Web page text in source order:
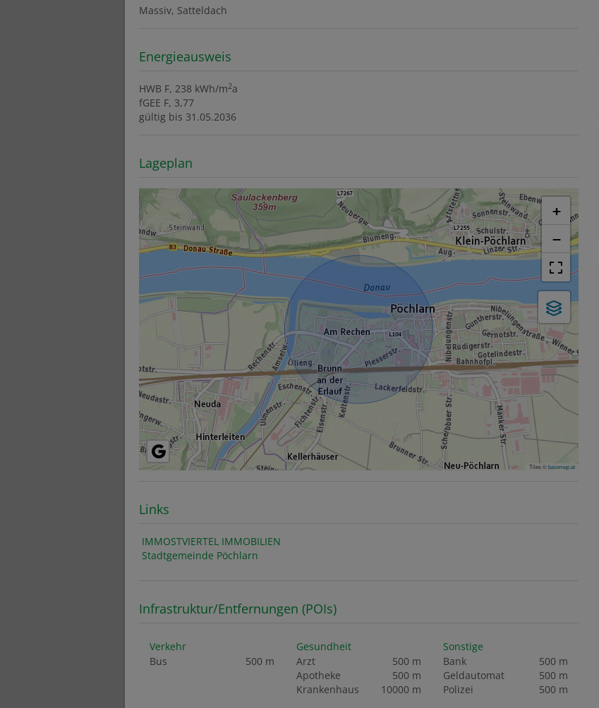
Massiv Satteldach
Energieausweis
HWB F, 238 kWh/m2a
fGEE F, 3,77
gültig bis 31.05.2036
Lageplan
+
−
Tiles ©basemap.at
Links
IMMOSTVIERTEL IMMOBILIEN
Stadtgemeinde Pöchlarn
Infrastruktur/Entfernungen (POIs)
Verkehr
Bus
500 m
Gesundheit
Arzt
500 m
Apotheke
500 m
Krankenhaus
10000 m
Sonstige
Bank
500 m
Geldautomat
500 m
Polizei
500 m